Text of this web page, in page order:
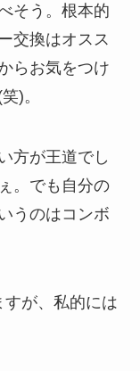
そう。根本的
交換はオスス
らお気をつけ
)。
方が王道でし
。でも自分の
うのはコンボ
が、私的には